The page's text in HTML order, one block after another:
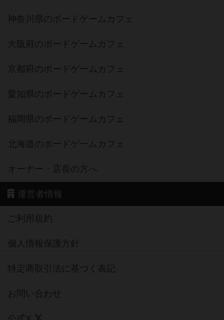
神奈川県のボードゲームカフェ
大阪府のボードゲームカフェ
京都府のボードゲームカフェ
愛知県のボードゲームカフェ
福岡県のボードゲームカフェ
北海道のボードゲームカフェ
オーナー・店長の方へ
運営者情報
ご利用規約
個人情報保護方針
特定商取引法に基づく表記
お問い合わせ